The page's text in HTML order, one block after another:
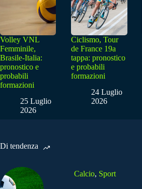
Volley VNL
Femminile,
Brasile-Italia:
pronostico e
probabili
formazioni
25 Luglio
2026
Ciclismo, Tour
de France 19a
tappa: pronostico
e probabili
formazioni
24 Luglio
2026
Di tendenza
Calcio, Sport